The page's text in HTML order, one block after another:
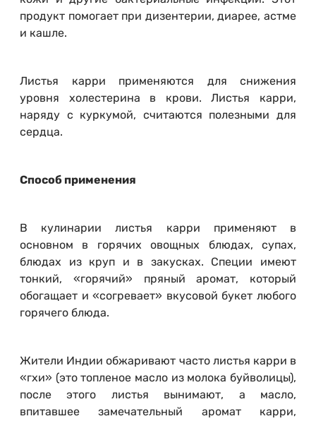
продукт помогает при дизентерии, диарее, астме
и кашле.
Листья карри применяются для снижения
уровня холестерина в крови. Листья карри,
наряду с куркумой, считаются полезными для
сердца.
Способ применения
В кулинарии листья карри применяют в
основном в горячих овощных блюдах, супах,
блюдах из круп и в закусках. Специи имеют
тонкий, «горячий» пряный аромат, который
обогащает и «согревает» вкусовой букет любого
горячего блюда.
Жители Индии обжаривают часто листья карри в
«гхи» (это топленое масло из молока буйволицы),
после этого листья вынимают, а масло,
впитавшее замечательный аромат карри,